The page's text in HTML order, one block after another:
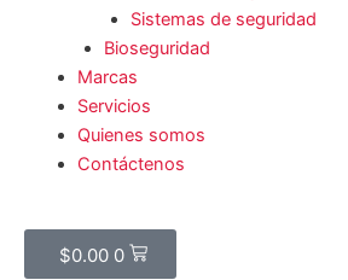
Sistemas de seguridad
Bioseguridad
Marcas
Servicios
Quienes somos
Contáctenos
$0.00 0
Cart